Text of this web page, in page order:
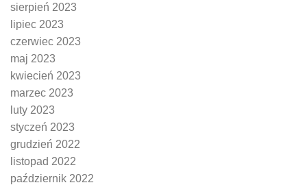
sierpień 2023
lipiec 2023
czerwiec 2023
maj 2023
kwiecień 2023
marzec 2023
luty 2023
styczeń 2023
grudzień 2022
listopad 2022
październik 2022